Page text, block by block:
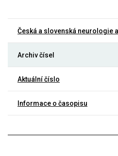
Česká a slovenská neurologie
Archiv čísel
Aktuální číslo
Informace o časopisu